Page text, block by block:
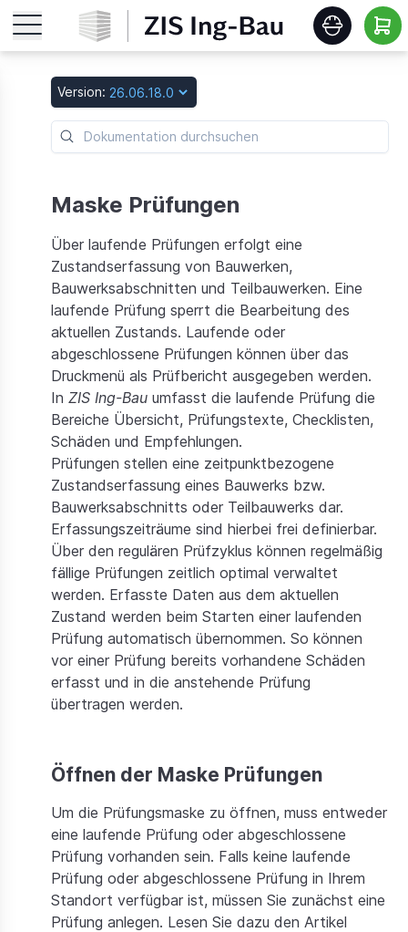
Startseite
Features
Release Notes
Schulungen
Download
Preise
Dokumentation
Version:
Maske Prüfungen
Über laufende Prüfungen erfolgt eine
Zustandserfassung von Bauwerken,
Bauwerksabschnitten und Teilbauwerken. Eine
laufende Prüfung sperrt die Bearbeitung des
aktuellen Zustands. Laufende oder
abgeschlossene Prüfungen können über das
Druckmenü als Prüfbericht ausgegeben werden.
In ZIS Ing-Bau umfasst die laufende Prüfung die
Bereiche Übersicht, Prüfungstexte, Checklisten,
Schäden und Empfehlungen.
Prüfungen stellen eine zeitpunktbezogene
Zustandserfassung eines Bauwerks bzw.
Bauwerksabschnitts oder Teilbauwerks dar.
Erfassungszeiträume sind hierbei frei definierbar.
Über den regulären Prüfzyklus können regelmäßig
fällige Prüfungen zeitlich optimal verwaltet
werden. Erfasste Daten aus dem aktuellen
Zustand werden beim Starten einer laufenden
Prüfung automatisch übernommen. So können
vor einer Prüfung bereits vorhandene Schäden
erfasst und in die anstehende Prüfung
übertragen werden.
Öffnen der Maske Prüfungen
Um die Prüfungsmaske zu öffnen, muss entweder
eine laufende Prüfung oder abgeschlossene
Prüfung vorhanden sein. Falls keine laufende
Prüfung oder abgeschlossene Prüfung in Ihrem
Standort verfügbar ist, müssen Sie zunächst eine
Prüfung anlegen. Lesen Sie dazu den Artikel